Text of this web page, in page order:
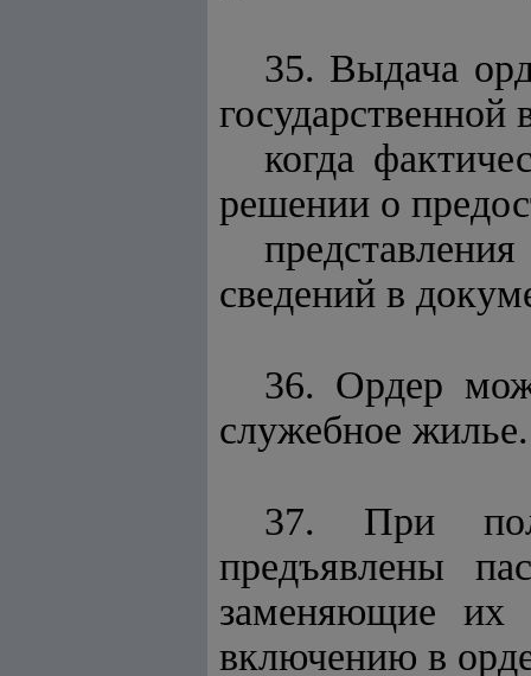
35. Выдача
государственной
когда
решении о
сведений в
36. Ордер
служебное жилье.
37. При
предъявлены
заменяющие их
включению в